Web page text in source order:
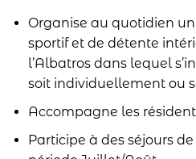
Organise au quotidien
sportif et de détente
l’Albatros dans lequel
soit individuellement ou
Accompagne les
Participe à des séjours